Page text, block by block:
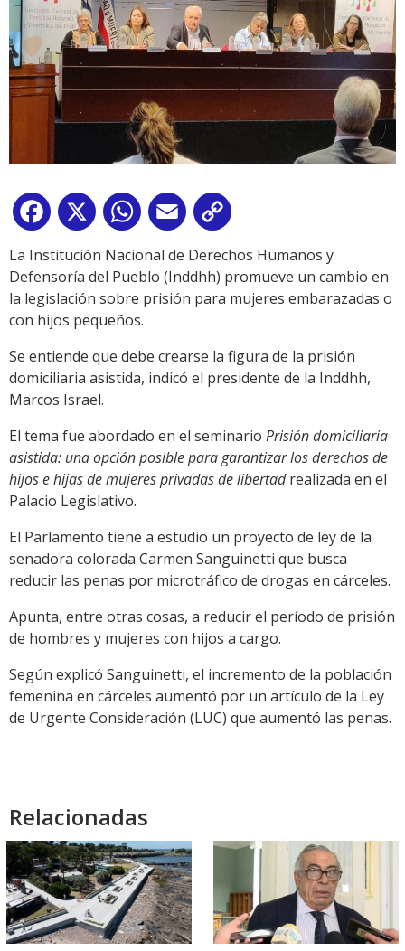
Facebook
X WhatsApp
Email
Link
La Institución Nacional de Derechos Humanos y
Defensoría del Pueblo (Inddhh) promueve un cambio en
la legislación sobre prisión para mujeres embarazadas o
con hijos pequeños.
Se entiende que debe crearse la figura de la prisión
domiciliaria asistida, indicó el presidente de la Inddhh,
Marcos Israel.
El tema fue abordado en el seminario Prisión domiciliaria
asistida: una opción posible para garantizar los derechos de
hijos e hijas de mujeres privadas de libertadrealizada en el
Palacio Legislativo.
El Parlamento tiene a estudio un proyecto de ley de la
senadora colorada Carmen Sanguinetti que busca
reducir las penas por microtráfico de drogas en cárceles.
Apunta, entre otras cosas, a reducir el período de prisión
de hombres y mujeres con hijos a cargo.
Según explicó Sanguinetti, el incremento de la población
femenina en cárceles aumentó por un artículo de la Ley
de Urgente Consideración (LUC) que aumentó las penas.
Relacionadas